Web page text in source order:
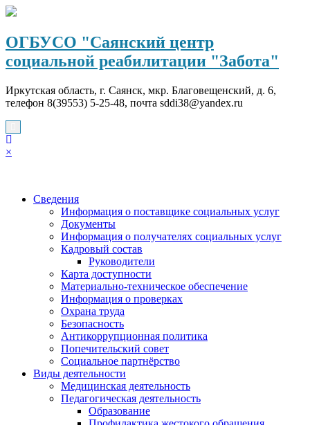
Перейти
содержимому
ОГБУСО "Саянский центр
социальной реабилитации "Забота"
Иркутская область, г. Саянск, мкр. Благовещенский, д. 6,
телефон 8(39553) 5-25-48, почта sddi38@yandex.ru
×
Сведения
Информация о поставщике социальных услуг
Документы
Информация о получателях социальных услуг
Кадровый состав
Руководители
Карта доступности
Материально-техническое обеспечение
Информация о проверках
Охрана труда
Безопасность
Антикоррупционная политика
Попечительский совет
Социальное партнёрство
Виды деятельности
Медицинская деятельность
Педагогическая деятельность
Образование